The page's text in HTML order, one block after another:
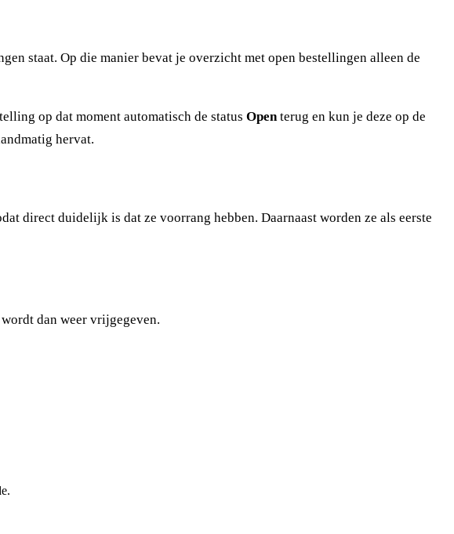
staat. Op die manier bevat je overzicht met open bestellingen alleen de
op dat moment automatisch de status Open terug en kun je deze op de
hervat.
direct duidelijk is dat ze voorrang hebben. Daarnaast worden ze als eerste
dan weer vrijgegeven.